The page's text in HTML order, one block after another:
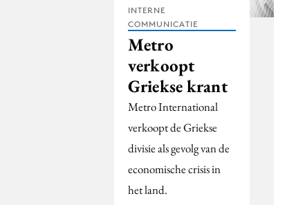
INTERNE
COMMUNICATIE
Metro
verkoopt
Griekse krant
Metro International
verkoopt de Griekse
divisie als gevolg van de
economische crisis in
het land.